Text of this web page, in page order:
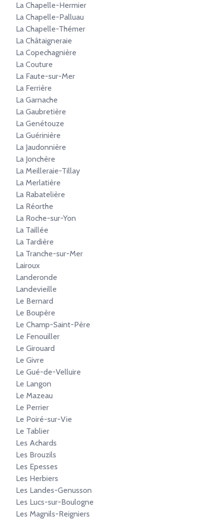
La Chapelle-Hermier
La Chapelle-Palluau
La Chapelle-Thémer
La Châtaigneraie
La Copechagnière
La Couture
La Faute-sur-Mer
La Ferrière
La Garnache
La Gaubretière
La Genétouze
La Guérinière
La Jaudonnière
La Jonchère
La Meilleraie-Tillay
La Merlatière
La Rabatelière
La Réorthe
La Roche-sur-Yon
La Taillée
La Tardière
La Tranche-sur-Mer
Lairoux
Landeronde
Landevieille
Le Bernard
Le Boupère
Le Champ-Saint-Père
Le Fenouiller
Le Girouard
Le Givre
Le Gué-de-Velluire
Le Langon
Le Mazeau
Le Perrier
Le Poiré-sur-Vie
Le Tablier
Les Achards
Les Brouzils
Les Epesses
Les Herbiers
Les Landes-Genusson
Les Lucs-sur-Boulogne
Les Magnils-Reigniers